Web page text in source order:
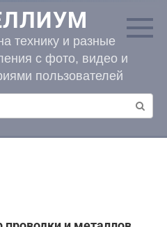
технику и разные
с фото, видео и
пользователей